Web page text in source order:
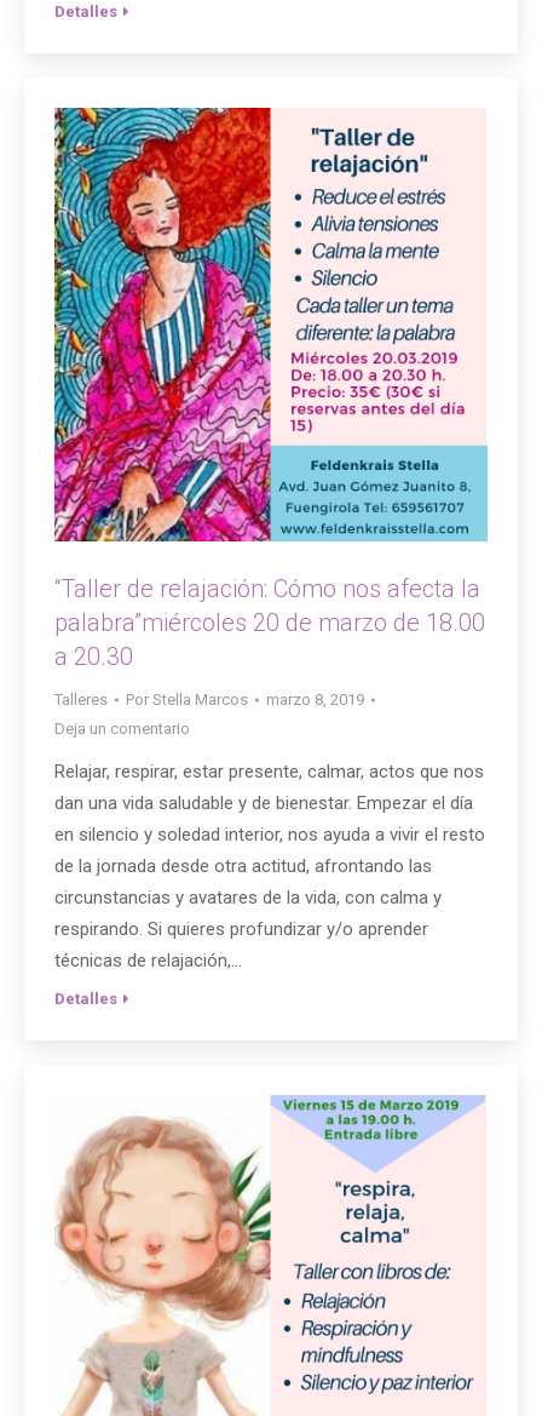
Detalles
“Taller de relajación: Cómo nos afecta la
palabra”miércoles 20 de marzo de 18.00
a 20.30
Talleres Por Stella Marcos
marzo 8, 2019
Deja un comentario
Relajar, respirar, estar presente, calmar, actos que nos
dan una vida saludable y de bienestar. Empezar el día
en silencio y soledad interior, nos ayuda a vivir el resto
de la jornada desde otra actitud, afrontando las
circunstancias y avatares de la vida, con calma y
respirando. Si quieres profundizar y/o aprender
técnicas de relajación,…
Detalles